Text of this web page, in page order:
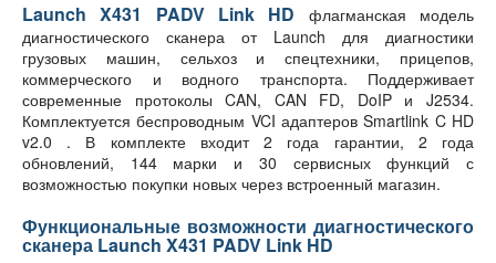
Launch X431 PADV Link HD флагманская модель
диагностического сканера от Launch для диагностики
грузовых машин, сельхоз и спецтехники, прицепов,
коммерческого и водного транспорта. Поддерживает
современные протоколы CAN, CAN FD, DoIP и J2534.
Комплектуется беспроводным VCI адаптеров Smartlink C HD
v2.0 . В комплекте входит 2 года гарантии, 2 года
обновлений, 144 марки и 30 сервисных функций с
возможностью покупки новых через встроенный магазин.
Функциональные возможности диагностического
сканера Launch X431 PADV Link HD